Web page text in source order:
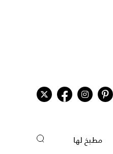
مطبخ لها